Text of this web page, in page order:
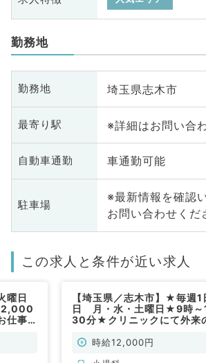
勤務地
勤務地 埼玉県志木市
最寄り駅 ※詳細はお問い合
自動車通勤 車通勤可能
駐車場
※最新情報を確認
お問い合わせくだ
この求人と条件が近い求人
曜日
仕事
【埼玉県／志木市】★毎週1
日 月・水・土曜日★9時～
30分★クリニックにて外来
時給12,000円